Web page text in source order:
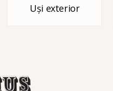
Uși exterior